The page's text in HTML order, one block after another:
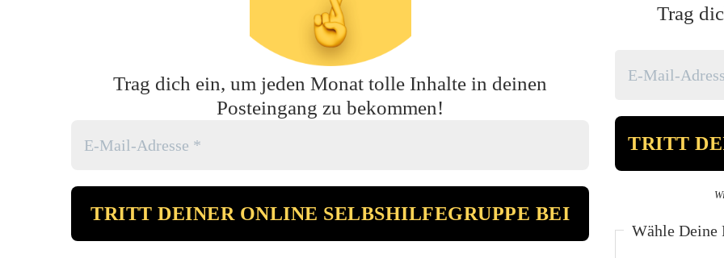
Trag dich ein, um jeden Monat tolle Inhalte in deinen
Posteingang zu bekommen!
Trag
Wähle Deine